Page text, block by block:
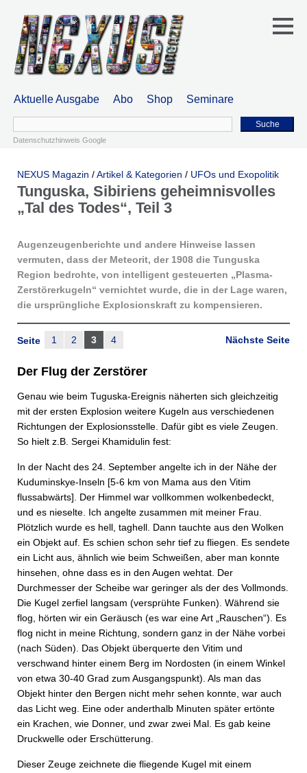
Aktuelle Ausgabe Abo Shop Seminare
Suche
Datenschutzhinweis Google
NEXUS Magazin /Artikel & Kategorien / UFOs und Exopolitik
Tunguska, Sibiriens geheimnisvolles
„Tal des Todes“, Teil 3
Augenzeugenberichte und andere Hinweise lassen
vermuten, dass der Meteorit, der 1908 die Tunguska
Region bedrohte, von intelligent gesteuerten „Plasma-
Zerstörerkugeln“ vernichtet wurde, die in der Lage waren,
die ursprüngliche Explosionskraft zu kompensieren.
Nächste Seite
Seite 1 2 3 4
Der Flug der Zerstörer
Genau wie beim Tuguska-Ereignis näherten sich gleichzeitig
mit der ersten Explosion weitere Kugeln aus verschiedenen
Richtungen der Explosionsstelle. Dafür gibt es viele Zeugen.
So hielt z.B. Sergei Khamidulin fest:
In der Nacht des 24. September angelte ich in der Nähe der
Kuduminskye-Inseln [5-6 km von Mama aus den Vitim
flussabwärts]. Der Himmel war vollkommen wolkenbedeckt,
und es nieselte. Ich angelte zusammen mit meiner Frau.
Plötzlich wurde es hell, taghell. Dann tauchte aus den Wolken
ein Objekt auf. Es schien schon sehr tief zu fliegen. Es sendete
ein Licht aus, ähnlich wie beim Schweißen, aber man konnte
hinsehen, ohne dass es in den Augen wehtat. Der
Durchmesser der Scheibe war geringer als der des Vollmonds.
Die Kugel zerfiel langsam (versprühte Funken). Während sie
flog, hörten wir ein Geräusch (es war eine Art „Rauschen“). Es
flog nicht in meine Richtung, sondern ganz in der Nähe vorbei
(nach Süden). Das Objekt überquerte den Vitim und
verschwand hinter einem Berg im Nordosten (in einem Winkel
von etwa 30-40 Grad zum Ausgangspunkt). Als man das
Objekt hinter den Bergen nicht mehr sehen konnte, war auch
das Licht weg. Eine oder anderthalb Minuten später ertönte
ein Krachen, wie Donner, und zwar zwei Mal. Es gab keine
Druckwelle oder Erschütterung.
Dieser Zeuge zeichnete die fliegende Kugel mit einem